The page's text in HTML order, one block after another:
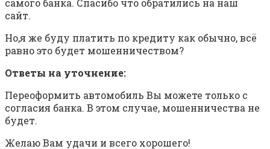
сайт.
Но,я же буду платить по кредиту как обычно, всё
равно это будет мошенничеством?
Ответы на уточнение:
Переоформить автомобиль Вы можете только с
согласия банка. В этом случае, мошенничества не
будет.
Желаю Вам удачи и всего хорошего!